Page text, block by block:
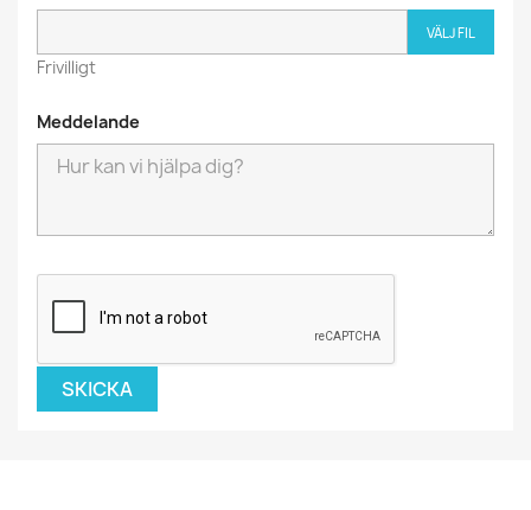
VÄLJ FIL
Frivilligt
Meddelande